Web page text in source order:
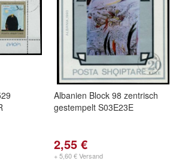
Albanien Block 98 zentrisch
gestempelt S03E23E
2,55 €
+ 5,60 € Versand